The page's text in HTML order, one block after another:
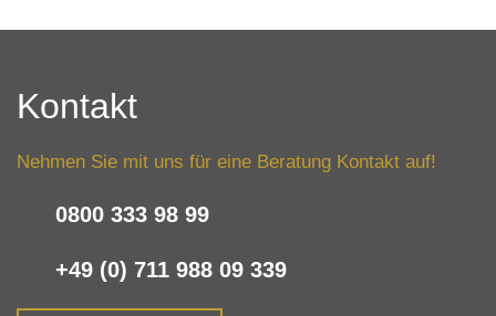
Kontakt
Nehmen Sie mit uns für eine Beratung Kontakt auf!
0800 333 98 99
+49 (0) 711 988 09 339